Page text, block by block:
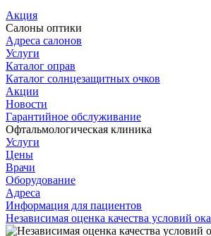
Акция
Салоны оптики
Адреса салонов
Услуги
Каталог оправ
Каталог солнцезащитных очков
Акции
Новости
Гарантийное обслуживание
Офтальмологическая клиника
Услуги
Цены
Врачи
Оборудование
Адреса
Информация для пациентов
Независимая оценка качества условий